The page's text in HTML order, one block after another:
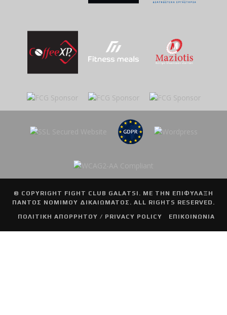
© COPYRIGHT FIGHT CLUB GALATSI . ΜΕ ΤΗΝ ΕΠΙΦΥΛΑΞΗ
ΠΑΝΤΟΣ ΝΟΜΙΜΟΥ ΔΙΚΑΙΩΜΑΤΟΣ. ALL RIGHTS RESERVED.
ΠΟΛΙΤΙΚΗ ΑΠΟΡΡΗΤΟΥ / PRIVACY POLICY
ΕΠΙΚΟΙΝΩΝΙΑ